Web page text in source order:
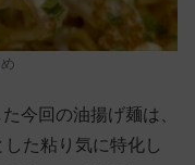
今回の油揚げ麺は、
した粘り気に特化し